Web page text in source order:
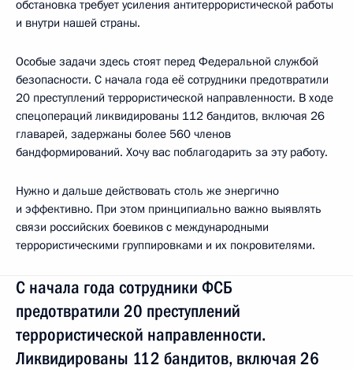
обстановка требует усиления антитеррористической работы
и внутри нашей страны.
Особые задачи здесь стоят перед Федеральной службой
безопасности. С начала года её сотрудники предотвратили
20 преступлений террористической направленности. В ходе
спецопераций ликвидированы 112 бандитов, включая 26
главарей, задержаны более 560 членов
бандформирований. Хочу вас поблагодарить за эту работу.
Нужно и дальше действовать столь же энергично
и эффективно. При этом принципиально важно выявлять
связи российских боевиков с международными
террористическими группировками и их покровителями.
С начала года сотрудники ФСБ
предотвратили 20 преступлений
террористической направленности.
Ликвидированы 112 бандитов, включая 26